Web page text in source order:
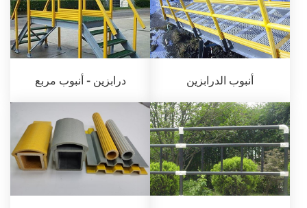
درابزين - أنبوب مربع أنبوب الدرابزين